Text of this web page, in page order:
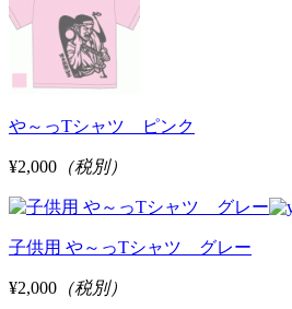
や～っTシャツ ピンク
¥2,000 （税別）
子供用 や～っTシャツ グレー
¥2,000 （税別）